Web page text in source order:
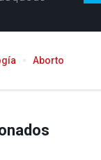
Aborto